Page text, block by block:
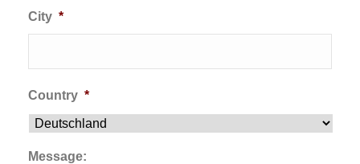
City *
Country *
Message: